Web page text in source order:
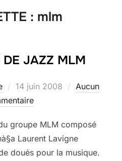
: mlm
DE JAZZ MLM
Publié
le
14 juin 2008
Aucun
groupe MLM composé
Laurent Lavigne
doués pour la musique.